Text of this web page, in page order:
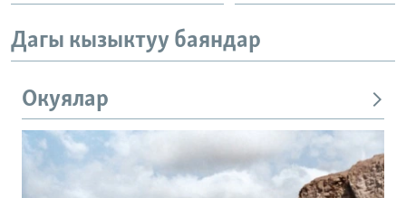
Дагы кызыктуу баяндар
Окуялар